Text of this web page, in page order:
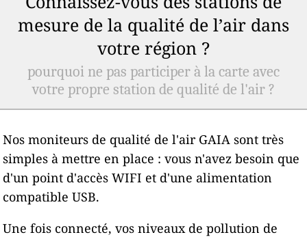
mesure de la qualité de l’air dans
votre région ?
pourquoi ne pas participer à la carte avec
votre propre station de qualité de l'air ?
Nos moniteurs de qualité de l'air GAIA sont très
simples à mettre en place : vous n'avez besoin que
d'un point d'accès WIFI et d'une alimentation
compatible USB.
Une fois connecté, vos niveaux de pollution de